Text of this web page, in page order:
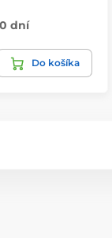
dní
Do košíka